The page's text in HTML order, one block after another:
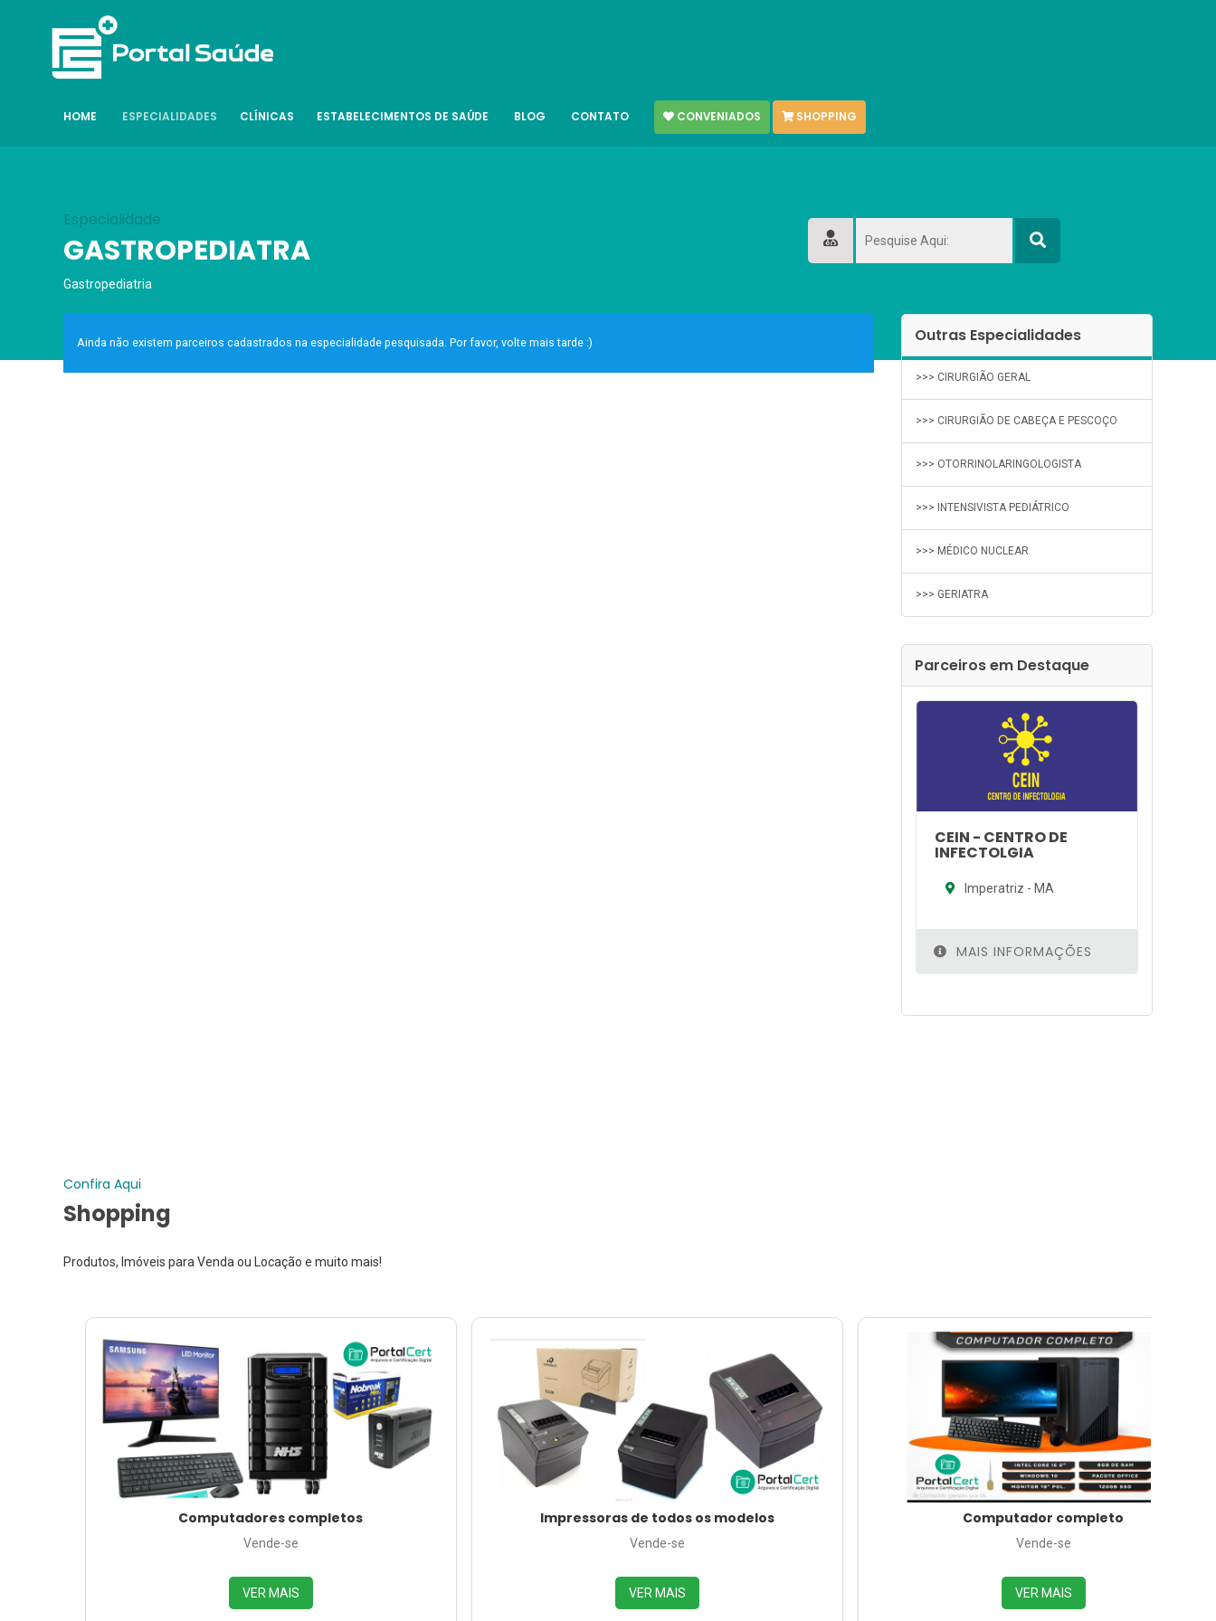
HOME ESPECIALIDADES CLÍNICAS ESTABELECIMENTOS DE SAÚDE BLOG CONTATO CONVENIADOS SHOPPING
Especialidade
GASTROPEDIATRA
Gastropediatria
Ainda não existem parceiros cadastrados na especialidade pesquisada. Por favor, volte mais tarde :) Outras Especialidades
>>> CIRURGIÃO GERAL
>>> CIRURGIÃO DE CABEÇA E PESCOÇO
>>> OTORRINOLARINGOLOGISTA
>>> INTENSIVISTA PEDIÁTRICO
>>> MÉDICO NUCLEAR
>>> GERIATRA
Parceiros em Destaque
CEIN - CENTRO DE
INFECTOLGIA
Imperatriz - MA
MAIS INFORMAÇÕES
Confira Aqui
Shopping
Produtos, Imóveis para Venda ou Locação e muito mais!
Computadores completos
Vende-se
VER MAIS
Impressoras de todos os modelos
Vende-se
VER MAIS
Computador completo
Vende-se
VER MAIS